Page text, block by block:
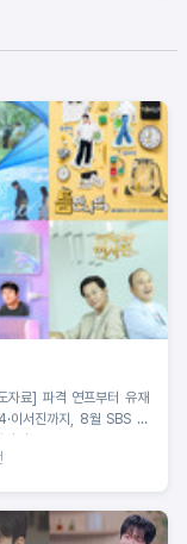
자료] 파격 연프부터 유재
이서진까지, 8월 SBS 예